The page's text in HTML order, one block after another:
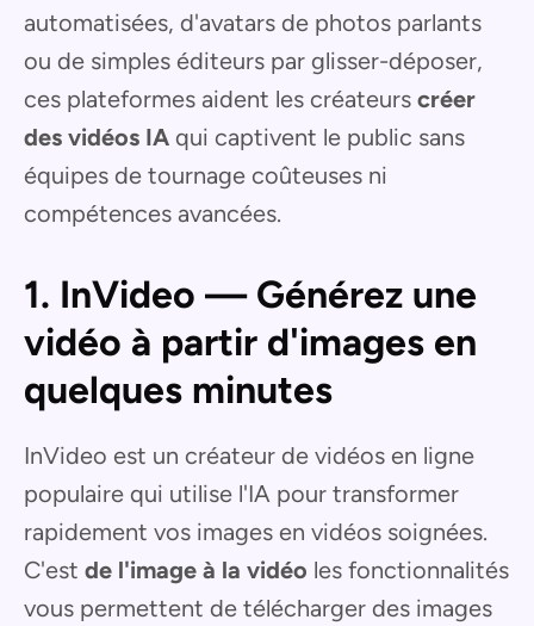
automatisées, d'avatars de photos parlants
ou de simples éditeurs par glisser-déposer,
ces plateformes aident les créateurs créer
des vidéos IA qui captivent le public sans
équipes de tournage coûteuses ni
compétences avancées.
1. InVideo — Générez une
vidéo à partir d'images en
quelques minutes
InVideo est un créateur de vidéos en ligne
populaire qui utilise l'IA pour transformer
rapidement vos images en vidéos soignées.
C'est de l'image à la vidéo les fonctionnalités
vous permettent de télécharger des images